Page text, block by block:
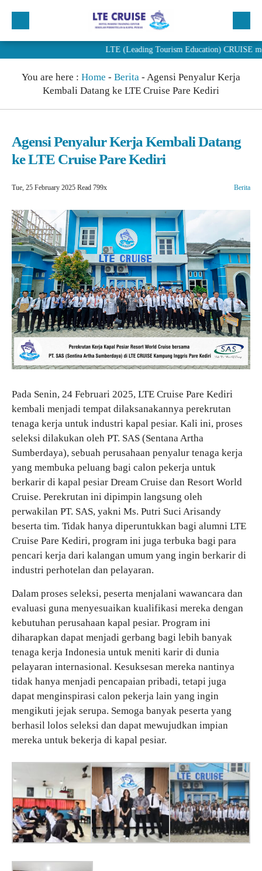
Profil
PENDAFTARAN
Alumni LTE Cruise
LTE (Leading Tourism Education) CRUISE
You are here : Home - Berita - Agensi Penyalur Kerja
Kembali Datang ke LTE Cruise Pare Kediri
Agensi Penyalur Kerja Kembali Datang
ke LTE Cruise Pare Kediri
Tue, 25 February 2025 Read 799x Berita
Pada Senin, 24 Februari 2025, LTE Cruise Pare Kediri
kembali menjadi tempat dilaksanakannya perekrutan
tenaga kerja untuk industri kapal pesiar. Kali ini, proses
seleksi dilakukan oleh PT. SAS (Sentana Artha
Sumberdaya), sebuah perusahaan penyalur tenaga kerja
yang membuka peluang bagi calon pekerja untuk
berkarir di kapal pesiar Dream Cruise dan Resort World
Cruise. Perekrutan ini dipimpin langsung oleh
perwakilan PT. SAS, yakni Ms. Putri Suci Arisandy
beserta tim. Tidak hanya diperuntukkan bagi alumni LTE
Cruise Pare Kediri, program ini juga terbuka bagi para
pencari kerja dari kalangan umum yang ingin berkarir di
industri perhotelan dan pelayaran.
Dalam proses seleksi, peserta menjalani wawancara dan
evaluasi guna menyesuaikan kualifikasi mereka dengan
kebutuhan perusahaan kapal pesiar. Program ini
diharapkan dapat menjadi gerbang bagi lebih banyak
tenaga kerja Indonesia untuk meniti karir di dunia
pelayaran internasional. Kesuksesan mereka nantinya
tidak hanya menjadi pencapaian pribadi, tetapi juga
dapat menginspirasi calon pekerja lain yang ingin
mengikuti jejak serupa. Semoga banyak peserta yang
berhasil lolos seleksi dan dapat mewujudkan impian
mereka untuk bekerja di kapal pesiar.